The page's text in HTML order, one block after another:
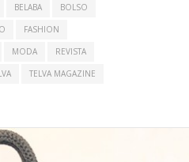
BELABA
BOLSO
FASHION
MODA
REVISTA
TELVA MAGAZINE